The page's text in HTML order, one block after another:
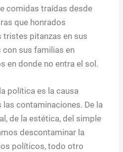
comidas traídas desde
que honrados
pitanzas en sus
sus familias en
en donde no entra el sol.
política es la causa
contaminaciones. De la
de la estética, del simple
descontaminar la
políticos, todo otro